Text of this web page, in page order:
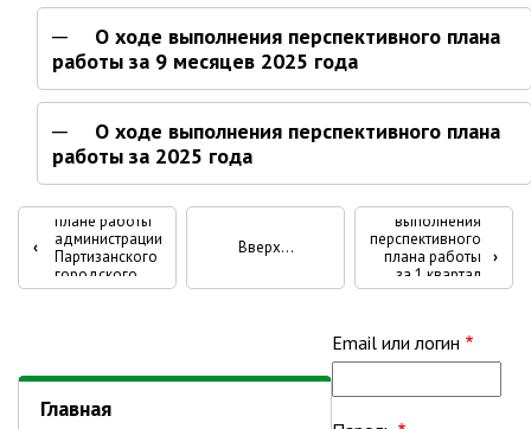
Почётные жители
Фотогалерея
Старые фотографии нашего
города
Старые фотографии нашего
города (продолжение)
Старый и новый Партизанск
Сучанские каменноугольные копи
Книга «О геологах – с пристрастием»
Книга "Партизанск. Энергия времени."
О ходе выполнения перспективного плана
работы за 9 месяцев 2025 года
О ходе выполнения перспективного плана
работы за 2025 года
Перекрёстные
ссылки
Информация
‹
О
перспективном
плане работы
администрации
Партизанского
городского
округа на 2025
Вверх
О ходе
выполнения
перспективного
плана работы
за 1 квартал
2025 года
›
Главная
Email или логин